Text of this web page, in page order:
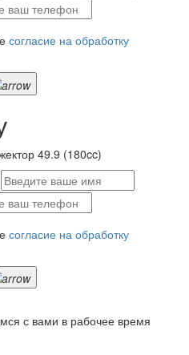
согласие на обработку
49.9 (180cc)
согласие на обработку
с вами в рабочее время